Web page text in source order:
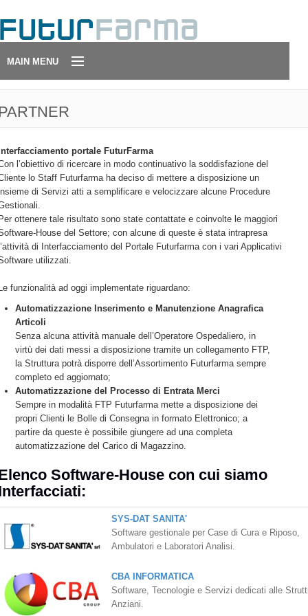
MAIN MENU
Condizioni di Vendita
Partner
portale FuturFarma
l’obiettivo di ricercare in modo continuativo la soddisfazione del
lo Staff Futurfarma ha deciso di mettere a disposizione un
di Servizi atti a semplificare e velocizzare alcune Procedure
ottenere tale risultato sono state contattate e coinvolte le maggiori
House del Settore; con alcune di queste è stata intrapresa
di Interfacciamento del Portale Futurfarma con i vari Applicativi
utilizzati.
funzionalità ad oggi implementate riguardano:
Automatizzazione Inserimento e Manutenzione Anagrafica
Articoli
Senza alcuna attività manuale dell’Operatore Ospedaliero, in
virtù dei dati messi a disposizione tramite un collegamento FTP,
la Struttura potrà disporre dell’Assortimento Futurfarma sempre
completo ed aggiornato;
Automatizzazione del Processo di Entrata Merci
Sempre in modalità FTP Futurfarma mette a disposizione dei
propri Clienti le Bolle di Consegna in formato Elettronico; a
partire da queste è possibile giungere ad una completa
automatizzazione del Carico di Magazzino.
Software-House con cui siamo
SYS-DAT SANITA'
Software gestionale per Case di Cura e Riposo,
Ambulatori e Laboratori Analisi.
CBA INFORMATICA
Software, Tecnologie e Servizi dedicati alle
Anziani.